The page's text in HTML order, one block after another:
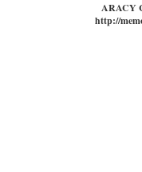
ARACY
http://